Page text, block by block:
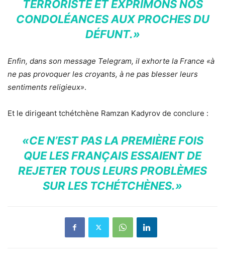
TERRORISTE ET EXPRIMONS NOS
CONDOLÉANCES AUX PROCHES DU
DÉFUNT.»
Enfin, dans son message Telegram, il exhorte la France «à
ne pas provoquer les croyants, à ne pas blesser leurs
sentiments religieux».
Et le dirigeant tchétchène Ramzan Kadyrov de conclure :
«CE N’EST PAS LA PREMIÈRE FOIS
QUE LES FRANÇAIS ESSAIENT DE
REJETER TOUS LEURS PROBLÈMES
SUR LES TCHÉTCHÈNES.»